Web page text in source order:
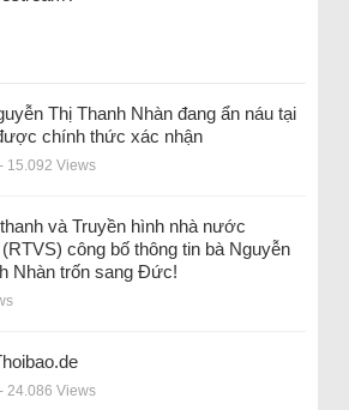
Thị Thanh Nhàn đang ẩn náu tại
chính thức xác nhận
- 15.092 Views
và Truyền hình nhà nước
công bố thông tin bà Nguyễn
Nhàn trốn sang Đức!
- 24.086 Views